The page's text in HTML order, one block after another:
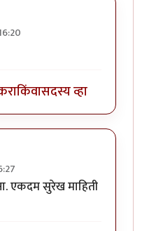
किंवासदस्य व्हा
एकदम सुरेख माहिती